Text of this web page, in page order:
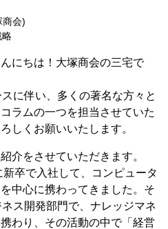
商会)
略
にちは！大塚商会の三宅で
に伴い、多くの著名な方々と
ラムの一つを担当させていた
しくお願いいたします。
介をさせていただきます。
卒で入社して、コンピュータ
中心に携わってきました。そ
ス開発部門で、ナレッジマネ
わり、その活動の中で「経営